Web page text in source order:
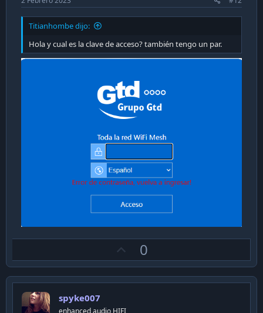
Titianhombe dijo:
Hola y cual es la clave de acceso? también tengo un par.
p
v
0
spyke007
enhanced audio HIFI